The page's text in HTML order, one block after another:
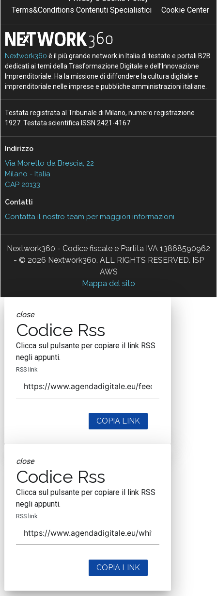
Terms&Conditions Contenuti Specialistici
Cookie Center
Nextwork360 è il più grande network in Italia di testate e portali B2B
dedicati ai temi della Trasformazione Digitale e dell’Innovazione
Imprenditoriale. Ha la missione di diffondere la cultura digitale e
imprenditoriale nelle imprese e pubbliche amministrazioni italiane.
Testata registrata al Tribunale di Milano, numero registrazione
1927. Testata scientifica ISSN 2421-4167
Indirizzo
Via Moretto da Brescia, 22
Milano - Italia
CAP 20133
Contatti
Contatta il nostro team per maggiori informazioni
Nextwork360 - Codice fiscale e Partita IVA 13868590962
- © 2026 Nextwork360. ALL RIGHTS RESERVED. ISP
AWS
Mappa del sito
close
Codice Rss
Clicca sul pulsante per copiare il link RSS
negli appunti.
RSS link
COPIA LINK
close
Codice Rss
Clicca sul pulsante per copiare il link RSS
negli appunti.
RSS link
COPIA LINK